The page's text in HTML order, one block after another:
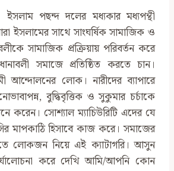
ইসলাম পছন্দ দলের মধ্যকার মধ্যপন্থী
ইসলামের সাথে সাংঘর্ষিক সামাজিক ও
সামাজিক প্রক্রিয়ায় পরিবর্তন করে
সমাজে প্রতিষ্ঠিত করতে চান।
আন্দোলনের লোক। নারীদের ব্যাপারে
বুদ্ধিবৃত্তিক ও সুকুমার চর্চাকে
করেন। সোশ্যাল ম্যাচিউরিটি এদের যে
মাপকাঠি হিসাবে কাজ করে। সমাজের
লোকজন নিয়ে এই ক্যাটাগরি। আসুন
করে দেখি আমি/আপনি কোন‌